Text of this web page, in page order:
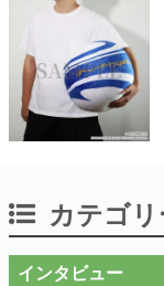
カテゴ
インタビュー